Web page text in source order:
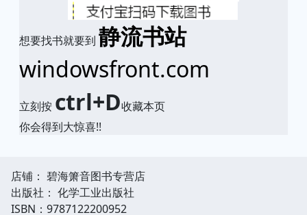
想要找书就要到 静流书站
windowsfront.com
立刻按 ctrl+D收藏本页
你会得到大惊喜!!
店铺： 碧海箫音图书专营店
出版社： 化学工业出版社
ISBN：9787122200952